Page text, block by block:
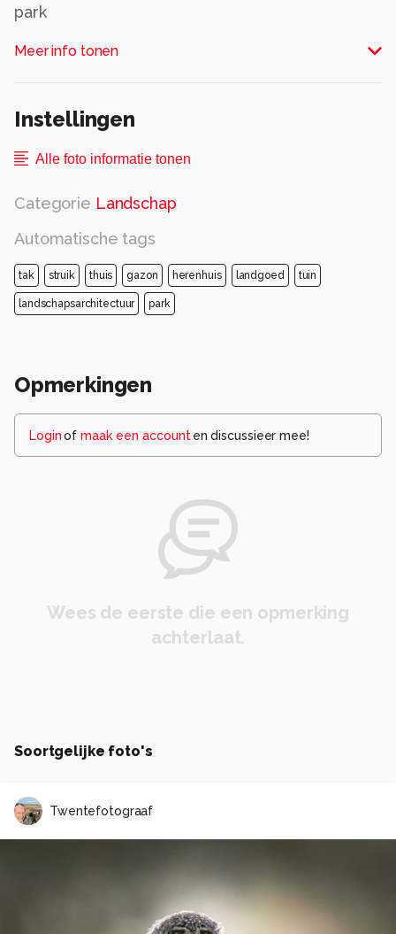
park
Alle rechten voorbehouden
Meer info tonen
Instellingen
Alle foto informatie tonen
Categorie Landschap
Automatische tags
tak struik thuis gazon herenhuis landgoed tuin
landschapsarchitectuur park
Opmerkingen
Loginof maak een account en discussieer mee!
Wees de eerste die een opmerking
achterlaat.
Soortgelijke foto's
Twentefotograaf